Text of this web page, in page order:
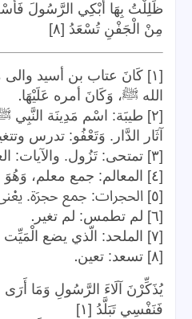
ظَلِلْتُ بِهَا أَبْكِي الرَّسُولَ
مِنْ الْجَفْنِ تُسْعَدُ [٨]
[١] كَانَ عتاب بن أسيد
الله ﷺ، وَكَانَ أمره عَلَيْهَا.
[٢] طيبَة: اسْم مَدِينَة
آثَار الدَّار. وَتَعْفُو: تدرس
[٣] تمتحى: تَزُول. والآيات: العلامات
[٤] المعالم: جمع معلم، وَهُوَ مَا يعرف بِهِ الشَّيْء
[٥] الحجرات: جمع حجرَة. يعْنى مساكنه ﷺ
[٦] لم تطمس: لم تغير .
[٧] الملحد: الّذي يضع الْمَيِّت فِي لحده
[٨] تسعد: تعين .
يُذَكِّرْنَ آلَاءَ الرَّسُولِ وَمَا
فَنَفْسِي تَبَلَّدُ [١]